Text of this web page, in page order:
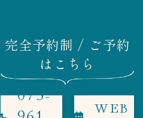
完全予約制 / ご予約
はこちら
075-
WEB